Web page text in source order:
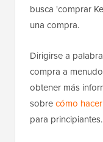
busca 'comprar
una compra.
Dirigirse a
compra a
obtener más
sobrecómo
para principiantes.